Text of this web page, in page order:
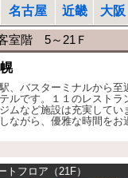
名古屋 近畿 大阪
室階 5～21Ｆ
、バスターミナルから
ルです。１１のレスト
ムなど施設は充実してい
ながら、優雅な時間をお
トフロア（21F）